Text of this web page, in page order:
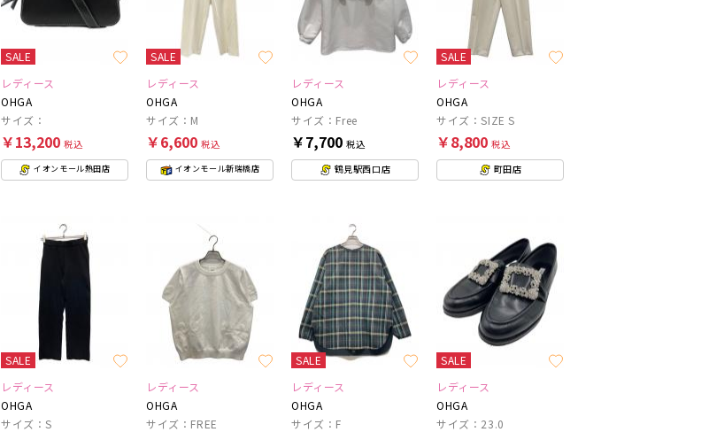
SALE
レディース
OHGA
サイズ：
￥13,200 税込
イオンモール熱田店
SALE
レディース
OHGA
サイズ：M
￥6,600 税込
イオンモール新瑞橋店
レディース
OHGA
サイズ：Free
￥7,700 税込
鶴見駅西口店
SALE
レディース
OHGA
サイズ：SIZE S
￥8,800 税込
町田店
SALE
レディース
OHGA
サイズ：S
レディース
OHGA
サイズ：FREE
SALE
レディース
OHGA
サイズ：F
SALE
レディース
OHGA
サイズ：23.0